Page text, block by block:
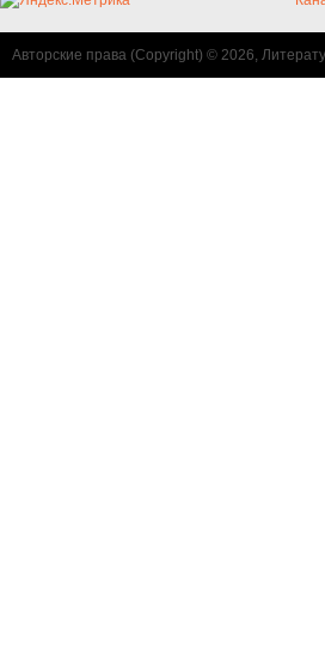
Авторские права (Copyright) © 2026,